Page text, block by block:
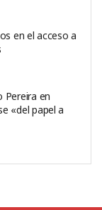
en el acceso a
Pereira en
«del papel a